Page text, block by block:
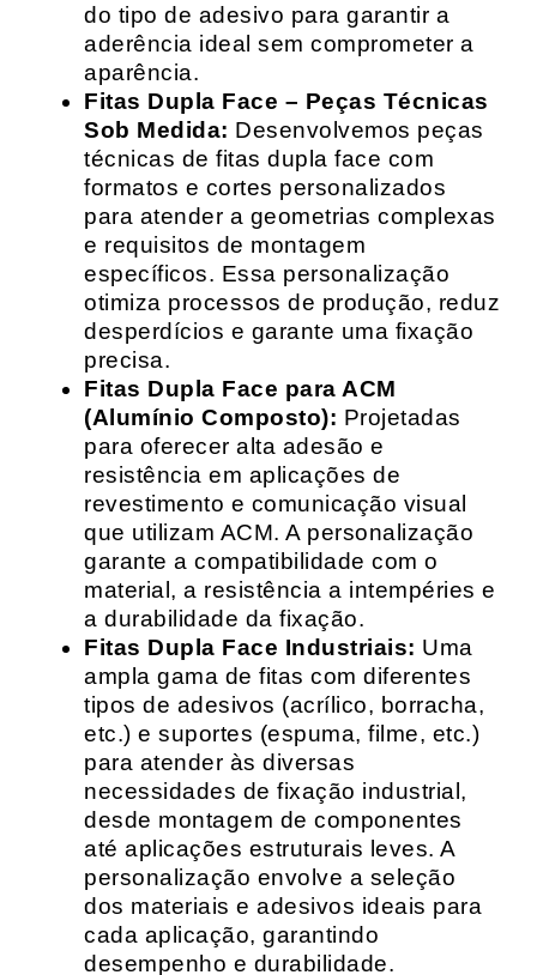
do tipo de adesivo para garantir a
aderência ideal sem comprometer a
aparência.
Fitas Dupla Face – Peças Técnicas
Sob Medida: Desenvolvemos peças
técnicas de fitas dupla face com
formatos e cortes personalizados
para atender a geometrias complexas
e requisitos de montagem
específicos. Essa personalização
otimiza processos de produção, reduz
desperdícios e garante uma fixação
precisa.
Fitas Dupla Face para ACM
(Alumínio Composto): Projetadas
para oferecer alta adesão e
resistência em aplicações de
revestimento e comunicação visual
que utilizam ACM. A personalização
garante a compatibilidade com o
material, a resistência a intempéries e
a durabilidade da fixação.
Fitas Dupla Face Industriais: Uma
ampla gama de fitas com diferentes
tipos de adesivos (acrílico, borracha,
etc.) e suportes (espuma, filme, etc.)
para atender às diversas
necessidades de fixação industrial,
desde montagem de componentes
até aplicações estruturais leves. A
personalização envolve a seleção
dos materiais e adesivos ideais para
cada aplicação, garantindo
desempenho e durabilidade.